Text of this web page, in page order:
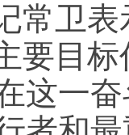
常卫
要目
这一